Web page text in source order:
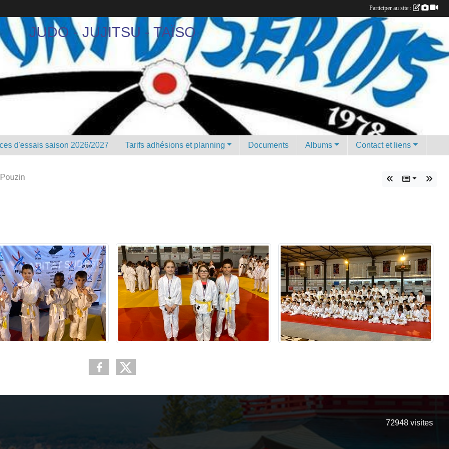
JUDO - JUJITSU - TAÏSO
d'essais saison 2026/2027 Tarifs adhésions et planning Documents Albums Contact et liens
72948 visites
Participer au site :